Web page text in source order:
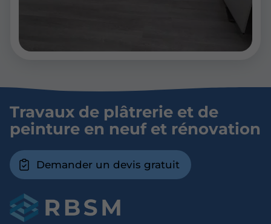
Travaux de plâtrerie et de
peinture en neuf et rénovation
Demander un devis gratuit